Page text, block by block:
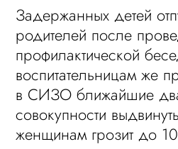
Задержанных детей
родителей после
профилактической
воспитательницам же
в СИЗО ближайшие
совокупности
женщинам грозит до